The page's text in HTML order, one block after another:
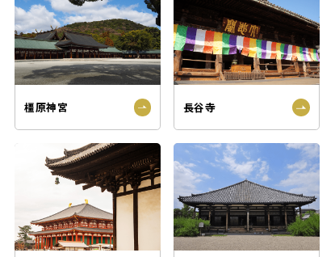
広告ギャラリー
いざいざ奈良公式ソーシャルメディアアカウント
橿原神宮 長谷寺